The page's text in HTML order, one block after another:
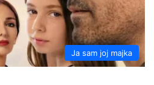
Ja sam joj majka